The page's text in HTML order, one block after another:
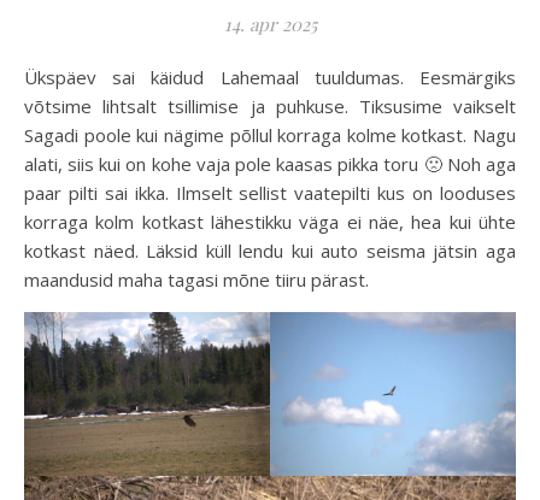
14. apr 2025
Ükspäev sai käidud Lahemaal tuuldumas. Eesmärgiks
võtsime lihtsalt tsillimise ja puhkuse. Tiksusime vaikselt
Sagadi poole kui nägime põllul korraga kolme kotkast. Nagu
alati, siis kui on kohe vaja pole kaasas pikka toru 🙁 Noh aga
paar pilti sai ikka. Ilmselt sellist vaatepilti kus on looduses
korraga kolm kotkast lähestikku väga ei näe, hea kui ühte
kotkast näed. Läksid küll lendu kui auto seisma jätsin aga
maandusid maha tagasi mõne tiiru pärast.